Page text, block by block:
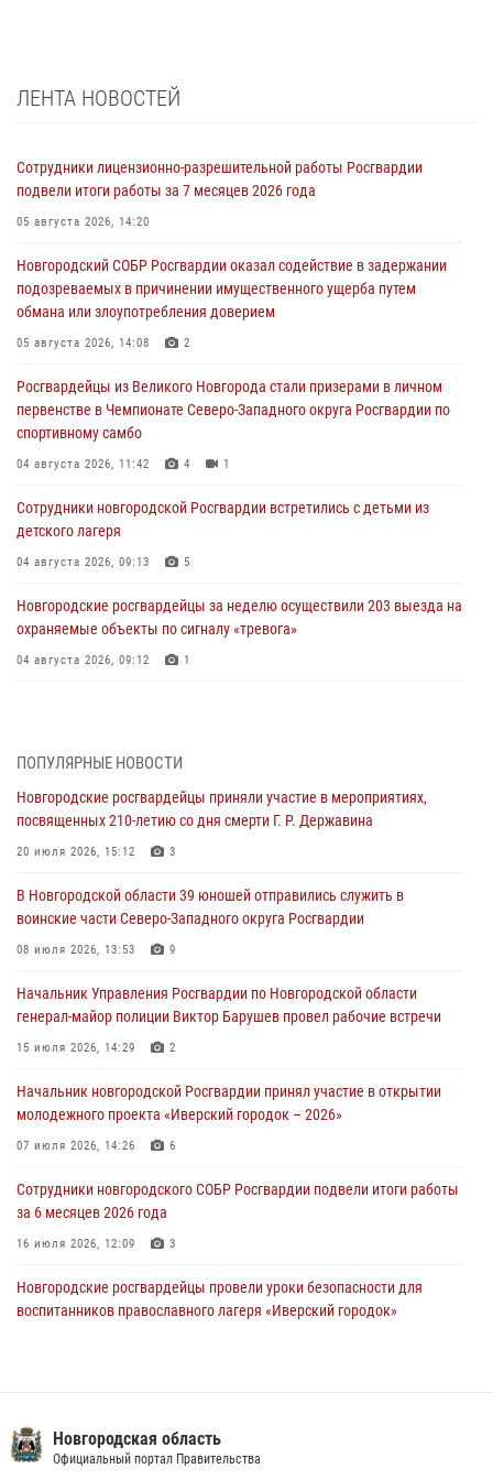
ЛЕНТА НОВОСТЕЙ
Сотрудники лицензионно-разрешительной работы Росгвардии
подвели итоги работы за 7 месяцев 2026 года
05 августа 2026, 14:20
Новгородский СОБР Росгвардии оказал содействие в задержании
подозреваемых в причинении имущественного ущерба путем
обмана или злоупотребления доверием
05 августа 2026, 14:08 2
Росгвардейцы из Великого Новгорода стали призерами в личном
первенстве в Чемпионате Северо-Западного округа Росгвардии по
спортивному самбо
04 августа 2026, 11:42 4 1
Сотрудники новгородской Росгвардии встретились с детьми из
детского лагеря
04 августа 2026, 09:13 5
Новгородские росгвардейцы за неделю осуществили 203 выезда на
охраняемые объекты по сигналу «тревога»
04 августа 2026, 09:12 1
В Великом Новгороде сотрудники центра лицензионно-
разрешительной работы Росгвардии провели телефонную «горячую
30 июля 2026, 14:36 1
Новгородские росгвардейцы рассказали о службе детям из летнего
30 июля 2026, 08:40 5
Новгородские росгвардейцы задержали мужчину
Телесюжет в программе "Новгородское областное телевидение.
Новости часа." от 29 июля 2026 года. Новгородские призывники
29 июля 2026, 12:54 1
ПОПУЛЯРНЫЕ НОВОСТИ
Новгородские росгвардейцы приняли участие в мероприятиях,
посвященных 210-летию со дня смерти Г. Р. Державина
20 июля 2026, 15:12 3
В Новгородской области 39 юношей отправились служить в
воинские части Северо-Западного округа Росгвардии
08 июля 2026, 13:53 9
Начальник Управления Росгвардии по Новгородской области
генерал-майор полиции Виктор Барушев провел рабочие встречи
15 июля 2026, 14:29 2
Начальник новгородской Росгвардии принял участие в открытии
молодежного проекта «Иверский городок – 2026»
07 июля 2026, 14:26 6
Сотрудники новгородского СОБР Росгвардии подвели итоги работы
за 6 месяцев 2026 года
16 июля 2026, 12:09 3
Новгородские росгвардейцы провели уроки безопасности для
воспитанников православного лагеря «Иверский городок»
04 августа 2026, 09:13 5
Новгородская область
Официальный портал Правительства